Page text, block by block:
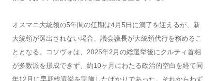
オスマニ大統領の5年間の任期は4月5日に満了を迎えるが、新
大統領が選出されない場合、議会議長が大統領代行を務めるこ
ととなる。コソヴォは、2025年2月の総選挙後にクルティ首相
が多数派を形成できず、約10ヶ月にわたる政治的空白を経て同
年12月に早期総選挙を実施したばかりであった。それからわず